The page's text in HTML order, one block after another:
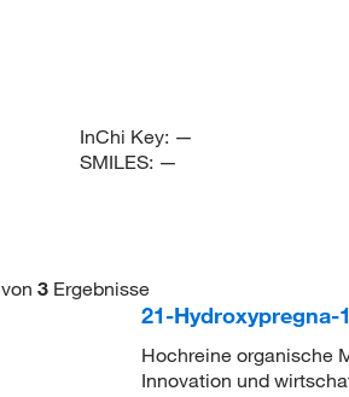
InChi Key: —
SMILES: —
von 3 Ergebnisse
21-Hydroxypregna-
Hochreine organische
Innovation und